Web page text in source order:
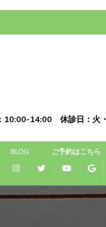
14:00 休診日：火
BLOG ご予約はこちら